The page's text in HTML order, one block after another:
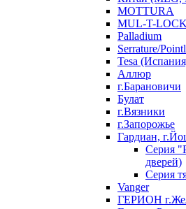
MOTTURA
MUL-T-LOCK
Palladium
Serrature/
Tesa
Аллюр
г.Барановичи
Булат
г.Вязники
г.Запорожье
Гардиан,
Серия
дверей)
Серия
Vanger
ГЕРИОН